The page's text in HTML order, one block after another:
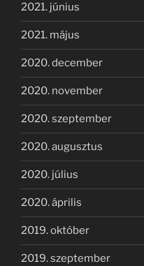
2021. június
2021. május
2020. december
2020. november
2020. szeptember
2020. augusztus
2020. július
2020. április
2019. október
2019. szeptember